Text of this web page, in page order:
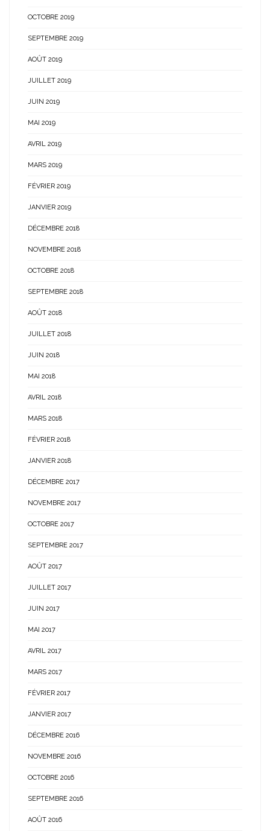
OCTOBRE 2019
SEPTEMBRE 2019
AOÛT 2019
JUILLET 2019
JUIN 2019
MAI 2019
AVRIL 2019
MARS 2019
FÉVRIER 2019
JANVIER 2019
DÉCEMBRE 2018
NOVEMBRE 2018
OCTOBRE 2018
SEPTEMBRE 2018
AOÛT 2018
JUILLET 2018
JUIN 2018
MAI 2018
AVRIL 2018
MARS 2018
FÉVRIER 2018
JANVIER 2018
DÉCEMBRE 2017
NOVEMBRE 2017
OCTOBRE 2017
SEPTEMBRE 2017
AOÛT 2017
JUILLET 2017
JUIN 2017
MAI 2017
AVRIL 2017
MARS 2017
FÉVRIER 2017
JANVIER 2017
DÉCEMBRE 2016
NOVEMBRE 2016
OCTOBRE 2016
SEPTEMBRE 2016
AOÛT 2016